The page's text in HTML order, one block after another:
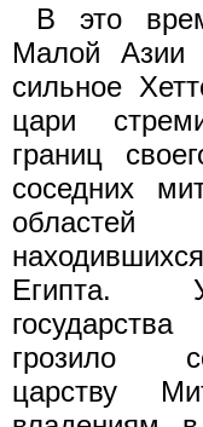
В это
Малой Азии
сильное
цари
границ
соседних
Египта.
грозило
царству